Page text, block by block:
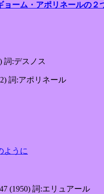
ョーム・アポリネールの
詞:デスノス
詞:アポリネール
ように
(1950) 詞:エリュアール